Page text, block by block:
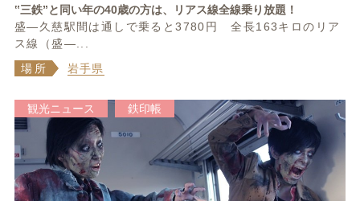
‟三鉄”と同い年の40歳の方は、リアス線全線乗り放題！
盛―久慈駅間は通しで乗ると3780円 全長163キロのリア
ス線（盛―...
場所
岩手県
観光ニュース 鉄印帳